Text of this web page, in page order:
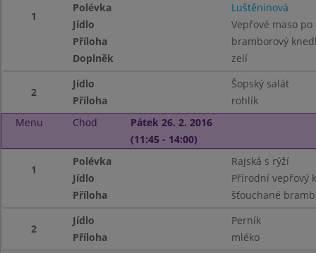
1
Polévka
Luštěninová
Jídlo
Vepřové maso po
Příloha
bramborový
Doplněk
zelí
2
Jídlo
Šopský salát
Příloha
rohlík
Menu
Chod
Pátek 26. 2. 2016
(11:45 - 14:00)
1
Polévka
Rajská s rýží
Jídlo
Přírodní vepřový
Příloha
šťouchané
2
Jídlo
Perník
Příloha
mléko